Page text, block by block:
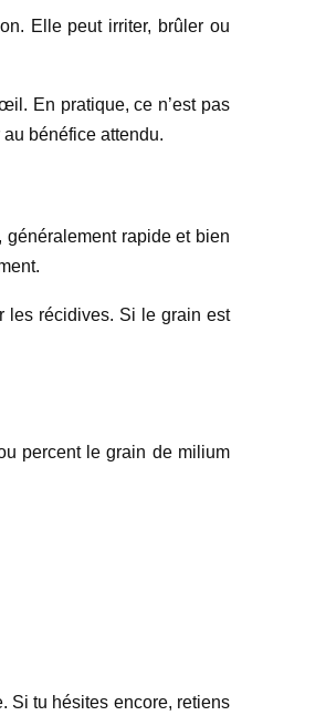
Elle peut irriter, brûler ou
En pratique, ce n’est pas
bénéfice attendu.
rapide et bien
les récidives. Si le grain est
percent le grain de milium
Si tu hésites encore, retiens